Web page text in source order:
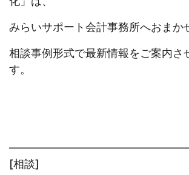
みらいサポート会計事務所へおまか
相談事例形式で最新情報をご案内さ
す。
[相談]